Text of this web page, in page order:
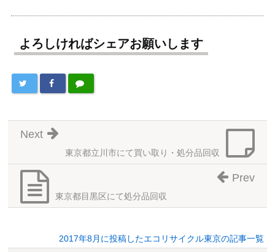
よろしければシェアお願いします
東京都立川市にて買い取り・処分品回収
Next
東京都目黒区にて処分品回収
Prev
2017年8月に投稿したエコリサイクル東京の記事一覧